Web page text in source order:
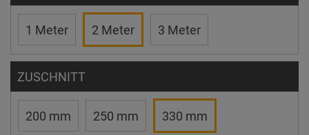
1 Meter 2 Meter 3 Meter
ZUSCHNITT
200 mm 250 mm 330 mm